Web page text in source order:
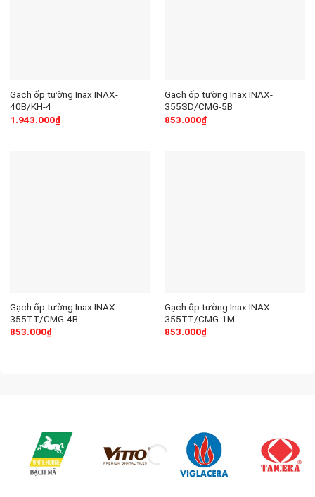
Gạch ốp tường Inax INAX-
40B/KH-4
1.943.000₫
Gạch ốp tường Inax INAX-
355SD/CMG-5B
853.000₫
Gạch ốp tường Inax INAX-
355TT/CMG-4B
853.000₫
Gạch ốp tường Inax INAX-
355TT/CMG-1M
853.000₫